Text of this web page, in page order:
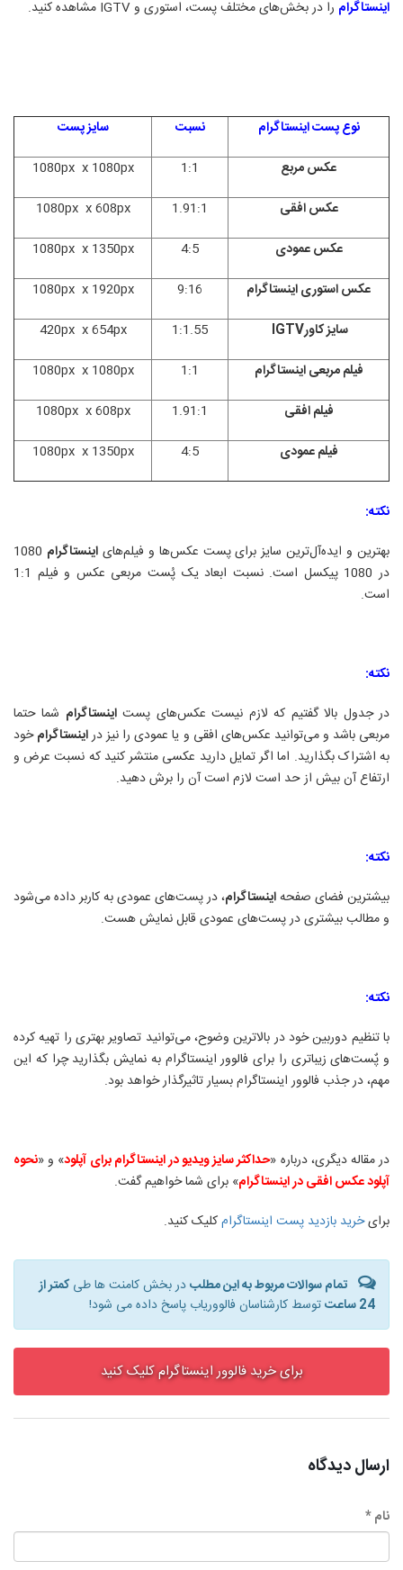
اینستاگرام را در بخش‌های مختلف پست، استوری وIGTV مشاهده کنید.
نوع پست اینستاگرام نسبت
سایز پست
عکس مربع
1:1
1080px x 1080px
عکس افقی
1.91:1
1080px x608px
عکس عمودی
4:5
1080px x 1350px
عکس استوری اینستاگرام
9:16
1080px x 1920px
سایز کاورIGTV
1:1.55
420px x654px
فیلم مربعی اینستاگرام
1:1
1080px x 1080px
فیلم افقی
1.91:1
1080px x608px
فیلم عمودی
4:5
1080px x 1350px
نکته:
بهترین و ایده‌آل‌ترین سایز برای پست عکس‌ها و فیلم‌هایاینستاگرام 1080
در 1080 پیکسل است. نسبت ابعاد یک پُست مربعی عکس و فیلم 1:1
است.
نکته:
در جدول بالا گفتیم که لازم نیست عکس‌های پستاینستاگرام شما حتما
مربعی باشد و می‌توانید عکس‌های افقی و یا عمودی را نیز دراینستاگرامخود
به اشتراک بگذارید. اما اگر تمایل دارید عکسی منتشر کنید که نسبت عرض و
ارتفاع آن بیش از حد است لازم است آن را برش دهید.
نکته:
بیشترین فضای صفحهاینستاگرام، در پست‌های عمودی به کاربر داده می‌شود
و مطالب بیشتری در پست‌های عمودی قابل نمایش هست.
نکته:
با تنظیم دوربین خود در بالاترین وضوح، می‌توانید تصاویر بهتری را تهیه کرده
و پٌست‌های زیباتری را برای فالوور اینستاگرام به نمایش بگذارید چرا که این
مهم، در جذب فالوور اینستاگرام بسیار تاثیرگذار خواهد بود.
در مقاله دیگری، درباره «حداکثر سایز ویدیو در اینستاگرام برای آپلود» و «نحوه
آپلود عکس افقی در اینستاگرام» برای شما خواهیم گفت.
برایخرید بازدید پست اینستاگرامکلیک کنید.
تمام سوالات مربوط به این مطلبدر بخش کامنت ها طیکمتر از
24 ساعت
توسط کارشناسان فالووریاب پاسخ داده می شود!
برای خرید فالوور اینستاگرام کلیک کنید
ارسال دیدگاه
نام *